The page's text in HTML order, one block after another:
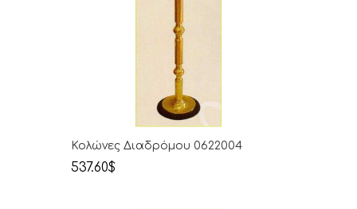
Κολώνες Διαδρόμου 0622004
537.60$